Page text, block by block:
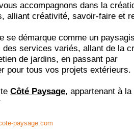
accompagnons dans la
alliant créativité, savoir-faire et
se démarque comme un
services variés, allant de la
de jardins, en passant par
pour tous vos projets extérieurs.
Côté Paysage, appartenant à
paysage.com